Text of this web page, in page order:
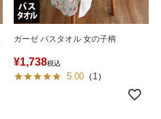
ガーゼ バスタオル 女の子柄
¥1,738税込
5.00 （ 1 ）